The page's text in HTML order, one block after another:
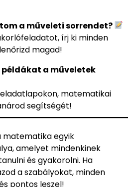
a műveleti sorrendet?
írj ki minden
magad!
a műveletek
matematikai
segítségét!
matematika egyik
amelyet mindenkinek
és gyakorolni. Ha
a szabályokat, minden
pontos leszel!